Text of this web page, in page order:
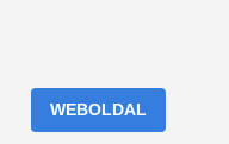
WEBOLDAL